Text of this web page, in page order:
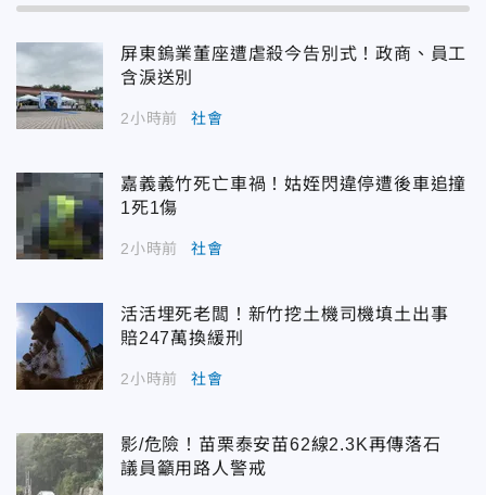
屏東鎢業董座遭虐殺今告別式！政商、員工
含淚送別
2小時前 社會
嘉義義竹死亡車禍！姑姪閃違停遭後車追撞
1死1傷
2小時前 社會
活活埋死老闆！新竹挖土機司機填土出事
賠247萬換緩刑
2小時前 社會
影/危險！苗栗泰安苗62線2.3K再傳落石
議員籲用路人警戒